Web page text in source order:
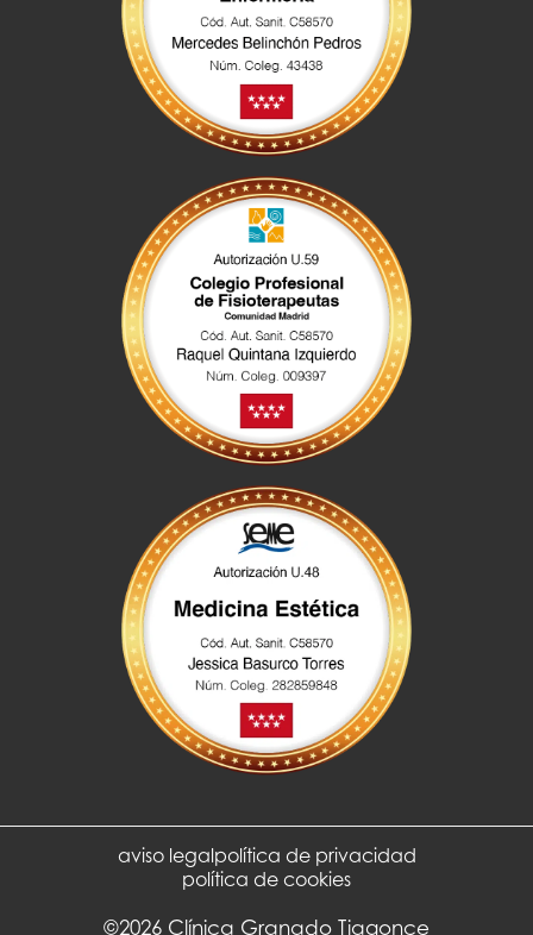
aviso legalpolítica de privacidad
política de cookies
©2026 Clínica Granado Tiagonce